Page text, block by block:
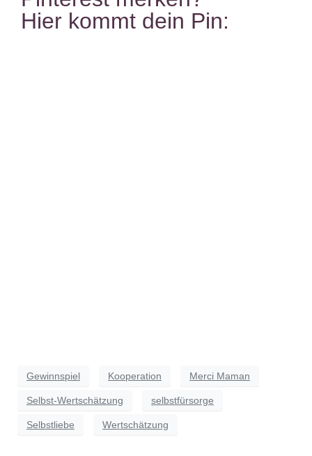
Hier kommt dein Pin:
Gewinnspiel Kooperation Merci Maman
Selbst-Wertschätzung selbstfürsorge
Selbstliebe Wertschätzung